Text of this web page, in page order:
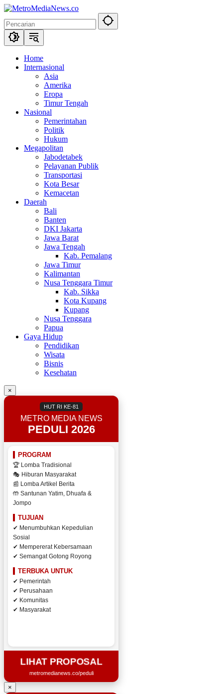
Langsung
konten
Home
Internasional
Asia
Amerika
Eropa
Timur Tengah
Nasional
Pemerintahan
Politik
Hukum
Megapolitan
Jabodetabek
Pelayanan Publik
Transportasi
Kota Besar
Kemacetan
Daerah
Bali
Banten
DKI Jakarta
Jawa Barat
Jawa Tengah
Kab. Pemalang
Jawa Timur
Kalimantan
Nusa Tenggara Timur
Kab. Sikka
Kota Kupang
Kupang
Nusa Tenggara
Papua
Gaya Hidup
Pendidikan
Wisata
Bisnis
Kesehatan
×
HUT RI KE-81
METRO MEDIA NEWS
PEDULI 2026
PROGRAM
🏆 Lomba Tradisional
🎭 Hiburan Masyarakat
📰 Lomba Artikel Berita
🤲 Santunan Yatim, Dhuafa &
Jompo
TUJUAN
✔ Menumbuhkan Kepedulian
Sosial
✔ Mempererat Kebersamaan
✔ Semangat Gotong Royong
TERBUKA UNTUK
✔ Pemerintah
✔ Perusahaan
✔ Komunitas
✔ Masyarakat
LIHAT PROPOSAL
metromedianews.co/peduli
×